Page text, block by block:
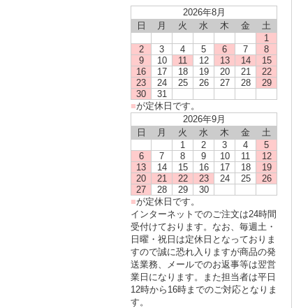
2026年8月
日
月 火 水 木 金
土
1
2
3 4 5 6 7
8
9
10 11 12 13 14
15
16
17 18 19 20 21
22
23
24 25 26 27 28
29
30
31
■が定休日です。
2026年9月
日
月 火 水 木 金
土
1
2 3 4
5
6
7 8 9 10 11
12
13
14 15 16 17 18
19
20
21 22 23 24 25
26
27
28 29
30
■が定休日です。
インターネットでのご注文は24時間
受付けております。なお、毎週土・
日曜・祝日は定休日となっておりま
すので誠に恐れ入りますが商品の発
送業務、メールでのお返事等は翌営
業日になります。また担当者は平日
12時から16時までのご対応となりま
す。